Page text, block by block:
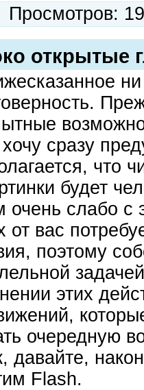
Просмотров:
открытые
сразу
что
будет
очень слабо с
от вас
поэтому
этих
очередную
давайте,
Flash.